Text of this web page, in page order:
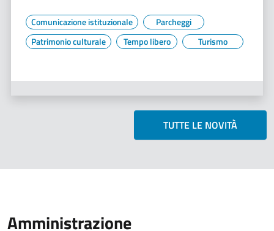
Comunicazione istituzionale
Parcheggi
Patrimonio culturale
Tempo libero Turismo
TUTTE LE NOVITÀ
Amministrazione